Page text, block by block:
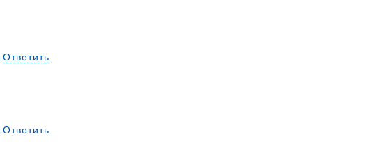
Ответить
Ответить